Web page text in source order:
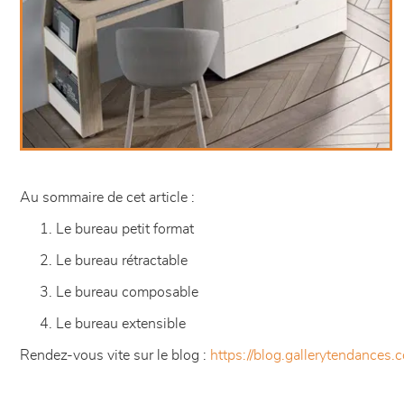
Au sommaire de cet article :
Le bureau petit format
Le bureau rétractable
Le bureau composable
Le bureau extensible
Rendez-vous vite sur le blog : https://